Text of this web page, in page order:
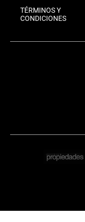
TÉRMINOS Y
CONDICIONES